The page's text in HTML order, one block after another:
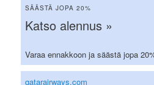
SÄÄSTÄ JOPA 20%
Katso alennus »
Varaa ennakkoon ja säästä jopa
qatarairways.com